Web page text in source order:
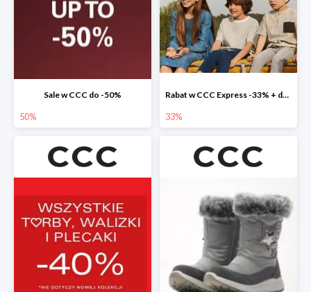
Sale w CCC do -50%
50%
Rabat w CCC Express -33% + darmowa dostawa
33%